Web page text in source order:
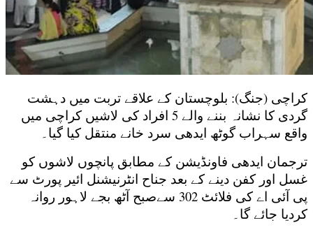
کراچی (جنگ): بلوچستان کے علاقے تربت میں دہشت
گردی کا نشانہ بننے والے 5 افراد کی لاشیں کراچی میں
واقع سہراب گوٹھ ایدھی سرد خانے منتقل کیا گیا۔
ترجمان ایدھی فاونڈیشن کے مطابق پانچوں لاشوں کو
غسل اور کفن دینے کے بعد جناح انٹرنیشنل ائیر پورٹ سے
پی آئی اے کی فلائٹ 302 سےصبح آٹھ بجے لاہور روانہ
کردیا جائے گا۔